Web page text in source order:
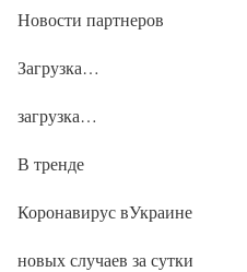
Новости партнеров
Загрузка…
загрузка…
В тренде
Коронавирус вУкраине
новых случаев за сутки